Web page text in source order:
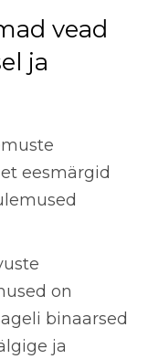
vead
ja
eesmärgid
on
binaarsed
ja